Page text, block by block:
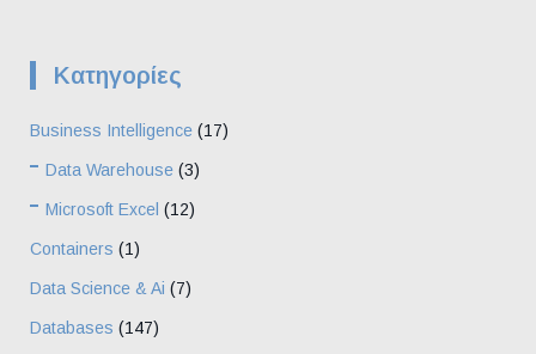
Kατηγορίες
Business Intelligence (17)
Data Warehouse (3)
Microsoft Excel (12)
Containers (1)
Data Science & Ai (7)
Databases (147)